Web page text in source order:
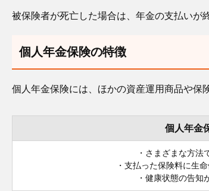
被保険者が死亡した場合は、年金の支払いが
個人年金保険の特徴
個人年金保険には、ほかの資産運用商品や保
個人年金
・さまざまな方法
・支払った保険料に生
・健康状態の告知